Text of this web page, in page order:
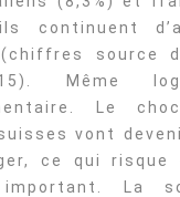
continuent
source
Même
Le
vont
ce qui risque
important. La